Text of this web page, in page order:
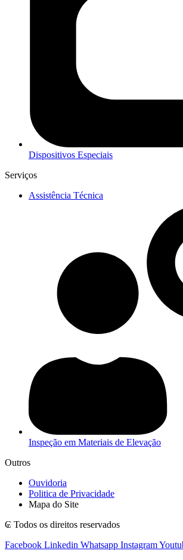
Dispositivos Especiais
Serviços
Assistência Técnica
Inspeção em Materiais de Elevação
Outros
Ouvidoria
Politica de Privacidade
Mapa do Site
₢ Todos os direitos reservados
Facebook Linkedin Whatsapp Instagram